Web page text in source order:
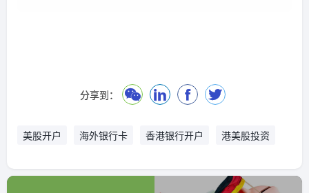
分享到：
美股开户 海外银行卡 香港银行开户 港美股投资